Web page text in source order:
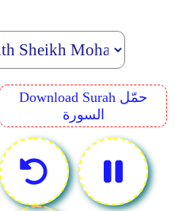
Download Surah حمّل
السورة